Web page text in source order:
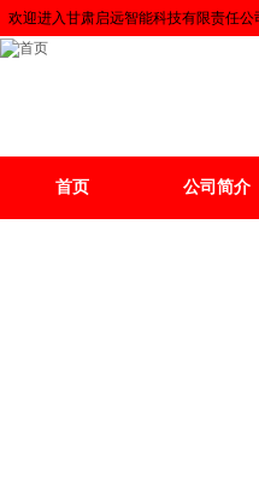
欢迎进入甘肃启远智能科技有限责任公
首页 公司简介